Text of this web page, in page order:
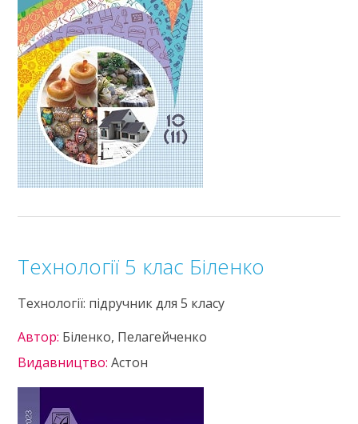
Технології 5 клас Біленко
Технології: підручник для 5 класу
Автор: Біленко, Пелагейченко
Видавництво:Астон